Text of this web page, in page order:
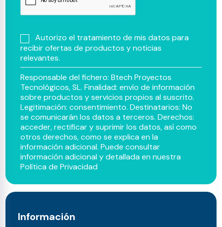
Autorizo el tratamiento de mis datos para
recibir ofertas de productos y noticias
relevantes.
Responsable del fichero: Btech Proyectos
Tecnológicos, SL. Finalidad: envío de información
sobre productos y servicios propios al suscrito.
Legitimación: consentimiento. Destinatarios: No
se comunicarán los datos a terceros. Derechos:
acceder, rectificar y suprimir los datos, así como
otros derechos, como se explica en la
información adicional. Puede consultar
información adicional y detallada en nuestra
Política de Privacidad
Información